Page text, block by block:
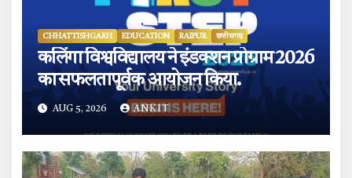
CHHATTISHGARH EDUCATION RAIPUR छत्तीसगढ़
कलिंगा विश्वविद्यालय ने इंडक्शन प्रोग्राम 2026
का सफलतापूर्वक आयोजन किया.
AUG 5, 2026 ANKIT